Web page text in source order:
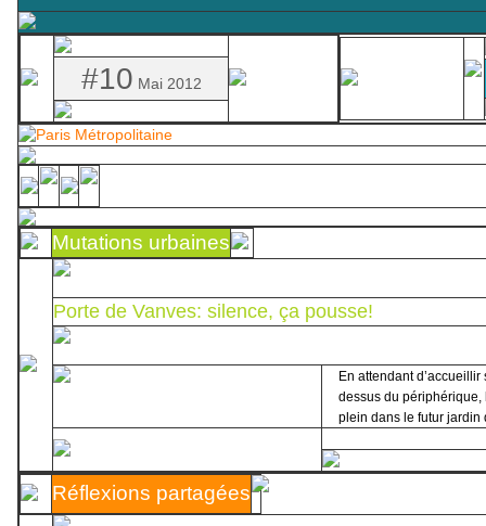
#10 Mai 2012
Mutations urbaines
Porte de Vanves: silence, ça pousse!
En attendant
dessus du périphérique,
plein dans le futur jardin
Réflexions partagées